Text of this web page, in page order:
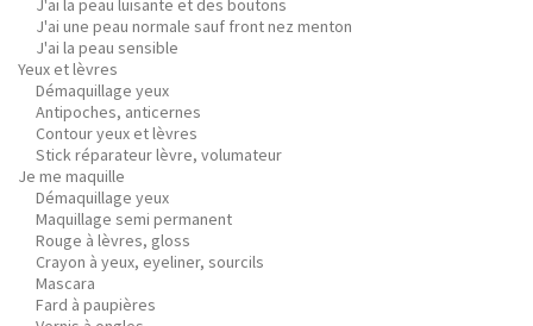
J'ai la peau luisante et des boutons
J'ai une peau normale sauf front nez menton
J'ai la peau sensible
Yeux et lèvres
Démaquillage yeux
Antipoches, anticernes
Contour yeux et lèvres
Stick réparateur lèvre, volumateur
Je me maquille
Démaquillage yeux
Maquillage semi permanent
Rouge à lèvres, gloss
Crayon à yeux, eyeliner, sourcils
Mascara
Fard à paupières